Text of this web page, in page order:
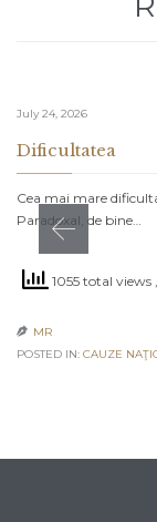
July 24, 2026
Dificultatea
Cea mai mare
Paradoxal, de bine…
1055 total views
 MR
POSTED IN: CAUZE